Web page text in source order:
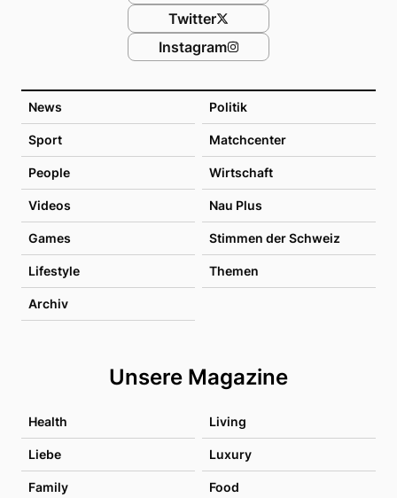
News Politik
Sport Matchcenter
People Wirtschaft
Videos Nau Plus
Games Stimmen der Schweiz
Lifestyle Themen
Archiv
Unsere Magazine
Health Living
Liebe Luxury
Family Food
Twitter
Instagram